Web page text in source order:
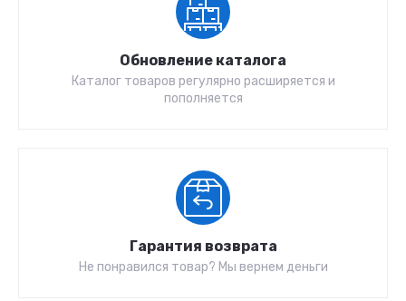
Обновление каталога
Каталог товаров регулярно расширяется и
пополняется
Гарантия возврата
Не понравился товар? Мы вернем деньги